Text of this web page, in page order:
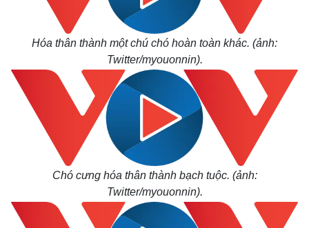
Quan sát
Cuộc sống đó đây
Multimedia
Video
Hóa thân thành một chú chó hoàn toàn khác. (ảnh:
Twitter/myouonnin).
Chó cưng hóa thân thành bạch tuộc. (ảnh:
Twitter/myouonnin).